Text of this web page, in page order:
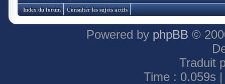
Index du forum Consulter les sujets actifs
Powered by phpBB ©
Traduit
Time : 0.059s